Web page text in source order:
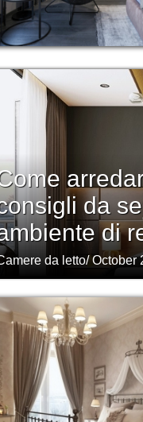
da
di
da letto/October